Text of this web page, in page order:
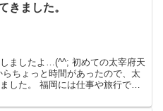
きました。
ましたよ…(^^; 初めての太宰府天
ちょっと時間があったので、太
した。 福岡には仕事や旅行で何